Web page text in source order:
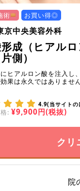
術 お買い得◎
京中央美容外科
成（ヒアル
側）
ヒアルロン酸を注入し
果は永久ではありませ
4.9(当サイトの
: ¥9,900円(税抜)
クリ
院